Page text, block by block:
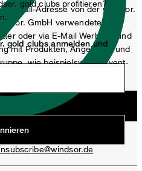
E-Mail-Adresse von der windsor.
GmbH verwendeten
oder via E-Mail Werbung und
mit Produkten, Angeboten und
wie beispielsweise Event-
zuzusenden.
durch den Abmeldelink im
gold clubs anmelden und
gold clubs profitieren?